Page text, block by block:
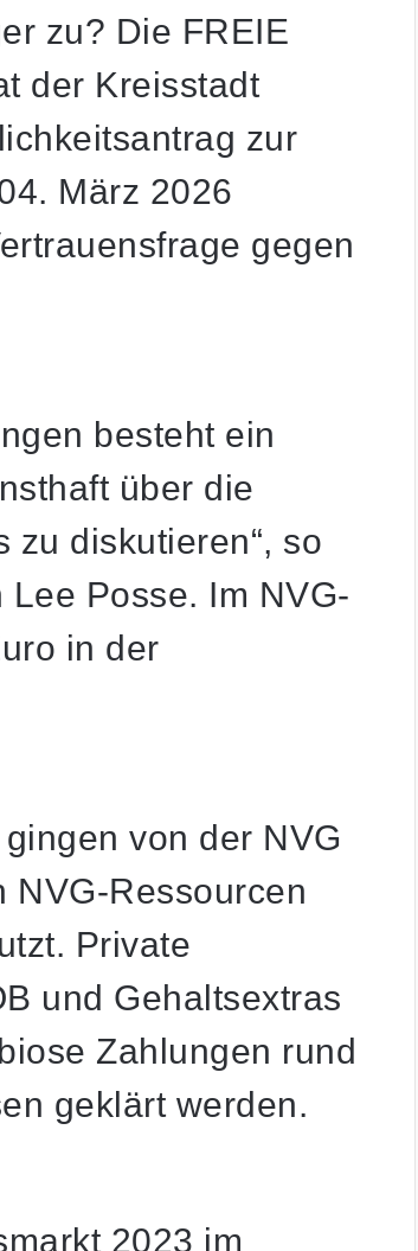
zu? Die FREIE
der Kreisstadt
zur
März 2026
gegen
besteht ein
über die
zu diskutieren“, so
Posse. Im NVG-
in der
von der NVG
NVG-Ressourcen
Private
und Gehaltsextras
Zahlungen rund
geklärt werden.
2023 im